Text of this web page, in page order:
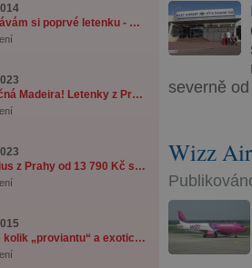
Objednávám si poprvé letenku - co musím věd ...
Jedinečná Madeira! Letenky z Prahy od 3 890 ...
Mauricius z Prahy od 13 790 Kč se zavazadle ...
Zjistěte kolik „proviantu“ a exotického tab ...
severně
Wizz